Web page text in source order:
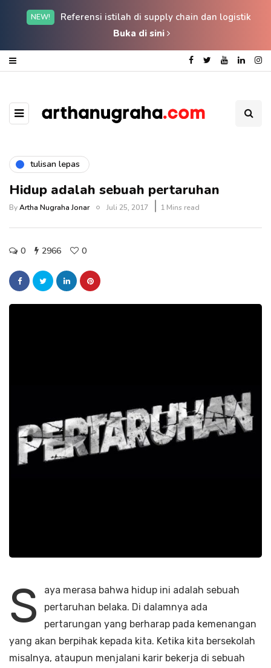
NEW!
Referensi istilah di supply chain dan logistik
Buka di sini
tulisan lepas
Hidup adalah sebuah pertaruhan
ByArtha Nugraha Jonar Juli 25, 2017 1 Mins read
0 2966 0
S
aya merasa bahwa hidup ini adalah sebuah
pertaruhan belaka. Di dalamnya ada
pertarungan yang berharap pada kemenangan
yang akan berpihak kepada kita. Ketika kita bersekolah
misalnya, ataupun menjalani karir bekerja di sebuah